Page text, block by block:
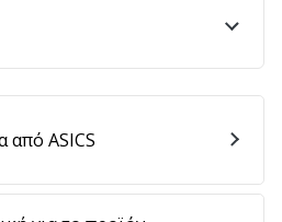
από ASICS